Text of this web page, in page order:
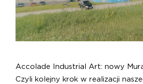
Accolade Industrial Art: nowy
Czyli kolejny krok w realizacji